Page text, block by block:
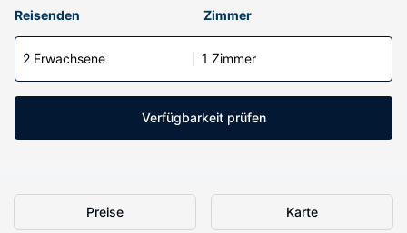
Reisenden Zimmer
2 Erwachsene 1 Zimmer
Verfügbarkeit prüfen
Preise Karte